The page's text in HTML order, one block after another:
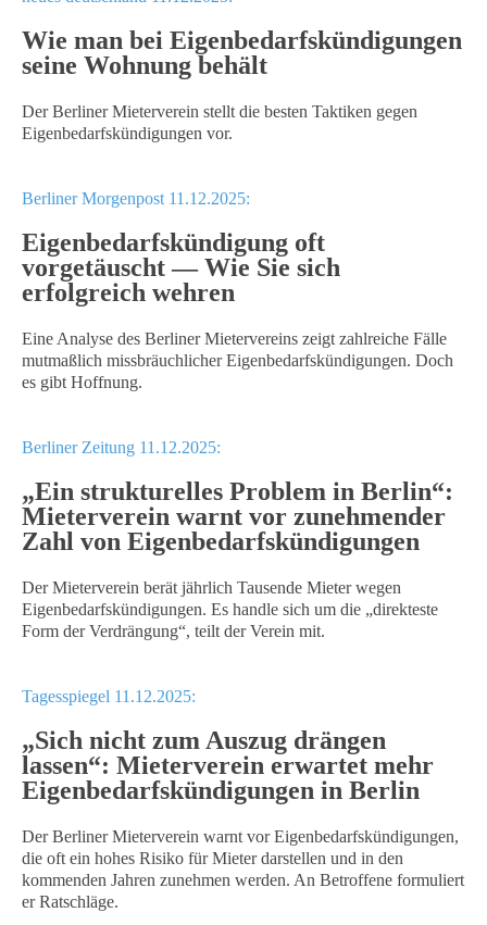
Wie man bei Eigenbedarfskündigungen
seine Wohnung behält
Der Berliner Mieterverein stellt die besten Taktiken gegen
Eigenbedarfskündigungen vor.
Berliner Morgenpost 11.12.2025:
Eigenbedarfskündigung oft
vorgetäuscht — Wie Sie sich
erfolgreich wehren
Eine Analyse des Berliner Mietervereins zeigt zahlreiche Fälle
mutmaßlich missbräuchlicher Eigenbedarfskündigungen. Doch
es gibt Hoffnung.
Berliner Zeitung 11.12.2025:
„Ein strukturelles Problem in Berlin“:
Mieterverein warnt vor zunehmender
Zahl von Eigenbedarfskündigungen
Der Mieterverein berät jährlich Tausende Mieter wegen
Eigenbedarfskündigungen. Es handle sich um die „direkteste
Form der Verdrängung“, teilt der Verein mit.
Tagesspiegel 11.12.2025:
„Sich nicht zum Auszug drängen
lassen“: Mieterverein erwartet mehr
Eigenbedarfskündigungen in Berlin
Der Berliner Mieterverein warnt vor Eigenbedarfskündigungen,
die oft ein hohes Risiko für Mieter darstellen und in den
kommenden Jahren zunehmen werden. An Betroffene formuliert
er Ratschläge.